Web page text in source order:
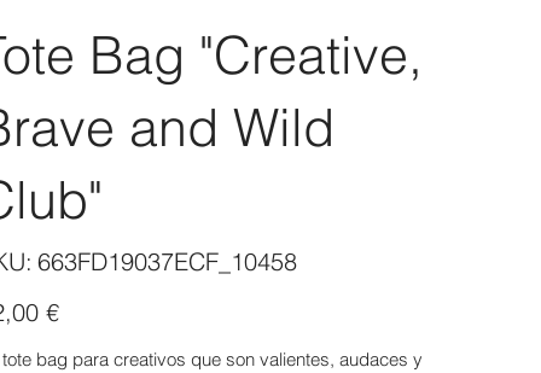
Bag "Creative,
and Wild
SKU
663FD19037ECF_10458
663FD19037ECF_10458
€
tote bag para creativos que son valientes, audaces y